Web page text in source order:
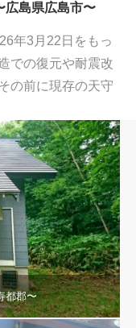
島県広島市〜
年3月22日をもっ
での復元や耐震改
の前に現存の天守
都郡〜